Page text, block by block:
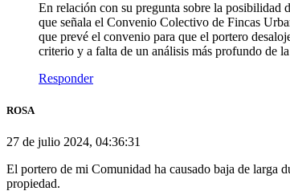
En relación con su pregunta sobre la posibilidad
que señala el Convenio Colectivo de Fincas
que prevé el convenio para que el portero
criterio y a falta de un análisis más profundo de
Responder
ROSA
27 de julio 2024, 04:36:31
El portero de mi Comunidad ha causado baja de larga
propiedad.